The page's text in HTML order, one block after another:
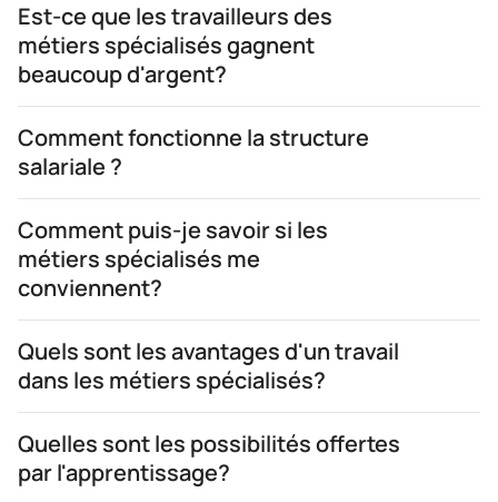
Est-ce que les travailleurs des
métiers spécialisés gagnent
beaucoup d'argent?
Comment fonctionne la structure
salariale ?
Comment puis-je savoir si les
métiers spécialisés me
conviennent?
Quels sont les avantages d'un travail
dans les métiers spécialisés?
Quelles sont les possibilités offertes
par l'apprentissage?